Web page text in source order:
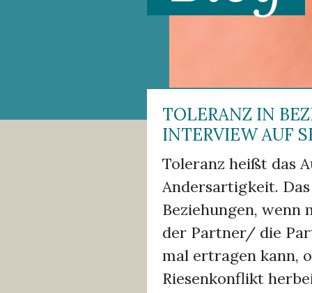
TOLERANZ IN
INTERVIEW AUF
Toleranz heißt das
Andersartigkeit.
Beziehungen, wenn
der Partner/ die
mal ertragen kann,
Riesenkonflikt